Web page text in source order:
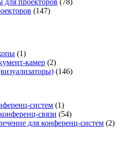
проекторов (78)
(147)
(1)
камер (2)
(146)
систем (1)
связи (54)
для конференц-систем (2)